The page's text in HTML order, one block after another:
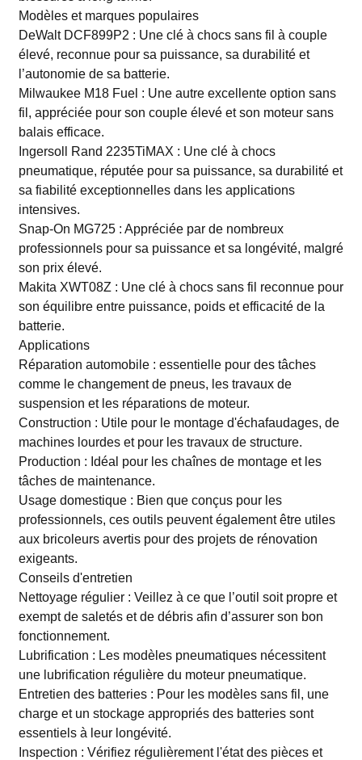
Modèles et marques populaires
DeWalt DCF899P2 : Une clé à chocs sans fil à couple
élevé, reconnue pour sa puissance, sa durabilité et
l’autonomie de sa batterie.
Milwaukee M18 Fuel : Une autre excellente option sans
fil, appréciée pour son couple élevé et son moteur sans
balais efficace.
Ingersoll Rand 2235TiMAX : Une clé à chocs
pneumatique, réputée pour sa puissance, sa durabilité et
sa fiabilité exceptionnelles dans les applications
intensives.
Snap-On MG725 : Appréciée par de nombreux
professionnels pour sa puissance et sa longévité, malgré
son prix élevé.
Makita XWT08Z : Une clé à chocs sans fil reconnue pour
son équilibre entre puissance, poids et efficacité de la
batterie.
Applications
Réparation automobile : essentielle pour des tâches
comme le changement de pneus, les travaux de
suspension et les réparations de moteur.
Construction : Utile pour le montage d'échafaudages, de
machines lourdes et pour les travaux de structure.
Production : Idéal pour les chaînes de montage et les
tâches de maintenance.
Usage domestique : Bien que conçus pour les
professionnels, ces outils peuvent également être utiles
aux bricoleurs avertis pour des projets de rénovation
exigeants.
Conseils d'entretien
Nettoyage régulier : Veillez à ce que l’outil soit propre et
exempt de saletés et de débris afin d’assurer son bon
fonctionnement.
Lubrification : Les modèles pneumatiques nécessitent
une lubrification régulière du moteur pneumatique.
Entretien des batteries : Pour les modèles sans fil, une
charge et un stockage appropriés des batteries sont
essentiels à leur longévité.
Inspection : Vérifiez régulièrement l'état des pièces et